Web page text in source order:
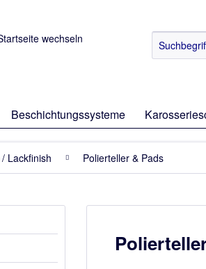
Beschichtungssysteme
Lackfinish Polierteller & Pads